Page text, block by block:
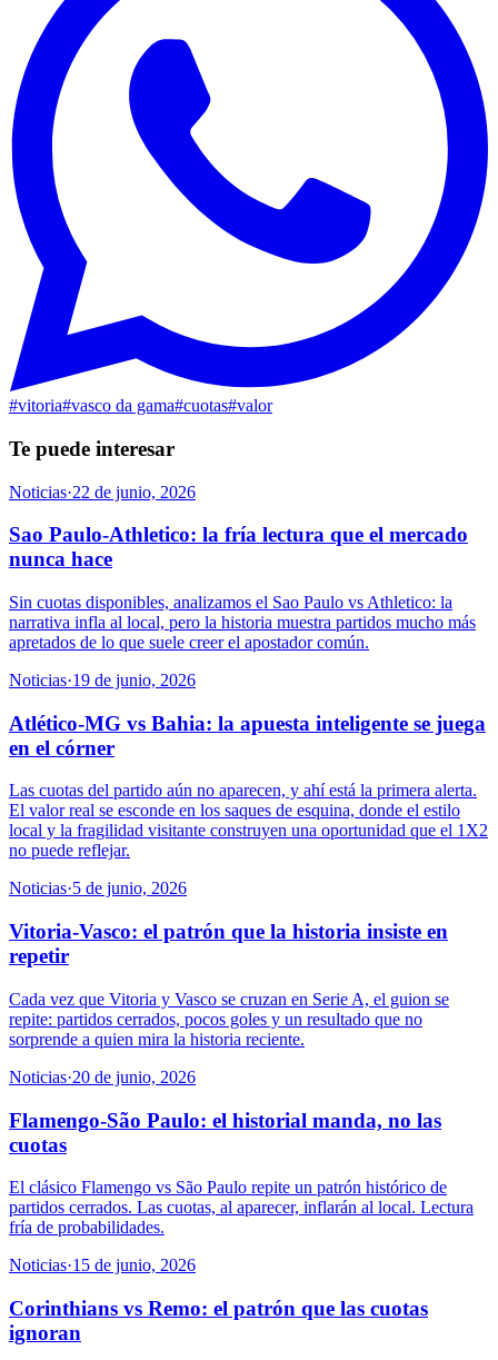
#vitoria#vasco da gama#cuotas#valor
Te puede interesar
Noticias·22 de junio, 2026
Sao Paulo-Athletico: la fría lectura que el mercado
nunca hace
Sin cuotas disponibles, analizamos el Sao Paulo vs Athletico: la
narrativa infla al local, pero la historia muestra partidos mucho más
apretados de lo que suele creer el apostador común.
Noticias·19 de junio, 2026
Atlético-MG vs Bahia: la apuesta inteligente se juega
en el córner
Las cuotas del partido aún no aparecen, y ahí está la primera alerta.
El valor real se esconde en los saques de esquina, donde el estilo
local y la fragilidad visitante construyen una oportunidad que el 1X2
no puede reflejar.
Noticias·5 de junio, 2026
Vitoria-Vasco: el patrón que la historia insiste en
repetir
Cada vez que Vitoria y Vasco se cruzan en Serie A, el guion se
repite: partidos cerrados, pocos goles y un resultado que no
sorprende a quien mira la historia reciente.
Noticias·20 de junio, 2026
Flamengo-São Paulo: el historial manda, no las
cuotas
El clásico Flamengo vs São Paulo repite un patrón histórico de
partidos cerrados. Las cuotas, al aparecer, inflarán al local. Lectura
fría de probabilidades.
Noticias·15 de junio, 2026
Corinthians vs Remo: el patrón que las cuotas
ignoran